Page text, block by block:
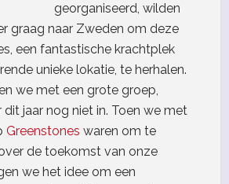
georganiseerd, wilden
graag naar Zweden om deze
een fantastische krachtplek
unieke lokatie, te herhalen.
we met een grote groep,
jaar nog niet in. Toen we met
Greenstones waren om te
de toekomst van onze
we het idee om een